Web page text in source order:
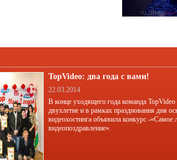
TopVideo: два года с вами!
22.03.2014
В конце уходящего года команда TopVideo
двухлетие и в рамках празднования дня
видеохостинга объявила конкурс -«Самое
видеопоздравление».